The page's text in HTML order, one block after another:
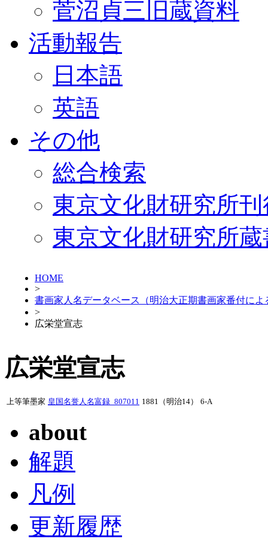
菅沼貞三旧蔵資料
活動報告
日本語
英語
その他
総合検索
東京文化財研究所
東京文化財研究所
HOME
>
書画家人名データベース（明治大正期書画家番付によ
>
広栄堂宣志
広栄堂宣志
上等筆墨家 皇国名誉人名富録_807011 1881（明治14） 6-A
about
解題
凡例
更新履歴